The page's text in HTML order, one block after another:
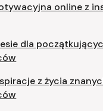
online z
dla
z życia